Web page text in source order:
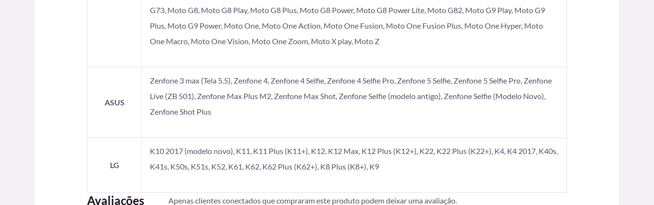
G73, Moto G8, Moto G8 Play, Moto G8 Plus, Moto G8 Power, Moto G8 Power Lite, Moto G82, Moto G9 Play, Moto G9
Plus, Moto G9 Power, Moto One, Moto One Action, Moto One Fusion, Moto One Fusion Plus, Moto One Hyper, Moto
One Macro, Moto One Vision, Moto One Zoom, Moto X play, Moto Z
ASUS
Zenfone 3 max (Tela 5.5), Zenfone 4, Zenfone 4 Selfie, Zenfone 4 Selfie Pro, Zenfone 5 Selfie, Zenfone 5 Selfie Pro, Zenfone
Live (ZB 501), Zenfone Max Plus M2, Zenfone Max Shot, Zenfone Selfie (modelo antigo), Zenfone Selfie (Modelo Novo),
Zenfone Shot Plus
LG
K10 2017 (modelo novo), K11, K11 Plus (K11+), K12, K12 Max, K12 Plus (K12+), K22, K22 Plus (K22+), K4, K4 2017, K40s,
K41s, K50s, K51s, K52, K61, K62, K62 Plus (K62+), K8 Plus (K8+), K9
Avaliações Apenas clientes conectados que compraram este produto podem deixar uma avaliação.